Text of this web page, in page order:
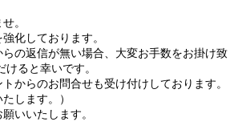
。
化しております。
らの返信が無い場合、大変お手数をお掛け致
ると幸いです。
からのお問合せも受け付けしております。
します。）
いいたします。